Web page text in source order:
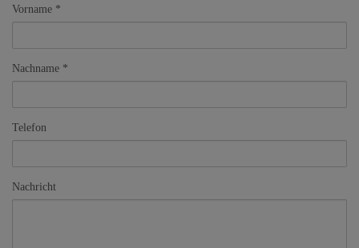
Vorname
Nachname
Telefon
Nachricht